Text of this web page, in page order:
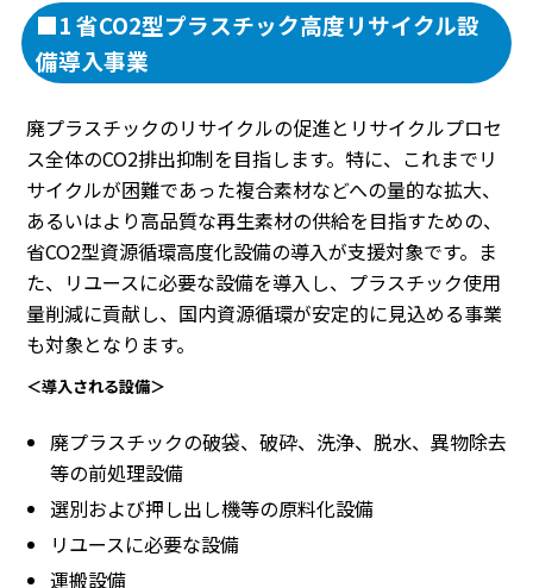
■1 省CO2型プラスチック高度リサイクル設
備導入事業
廃プラスチックのリサイクルの促進とリサイクルプロセ
ス全体のCO2排出抑制を目指します。特に、これまでリ
サイクルが困難であった複合素材などへの量的な拡大、
あるいはより高品質な再生素材の供給を目指すための、
省CO2型資源循環高度化設備の導入が支援対象です。ま
た、リユースに必要な設備を導入し、プラスチック使用
量削減に貢献し、国内資源循環が安定的に見込める事業
も対象となります。
＜導入される設備＞
廃プラスチックの破袋、破砕、洗浄、脱水、異物除去
等の前処理設備
選別および押し出し機等の原料化設備
リユースに必要な設備
運搬設備